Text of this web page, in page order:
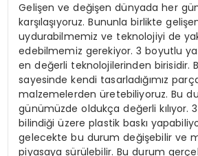
Gelişen ve değişen dünyada her
karşılaşıyoruz. Bununla birlikte
uydurabilmemiz ve teknolojiyi de
edebilmemiz gerekiyor. 3 boyutlu
en değerli teknolojilerinden birisidir.
sayesinde kendi tasarladığımız
malzemelerden üretebiliyoruz. Bu
günümüzde oldukça değerli kılıyor.
bilindiği üzere plastik baskı
gelecekte bu durum değişebilir ve
piyasaya sürülebilir. Bu durum